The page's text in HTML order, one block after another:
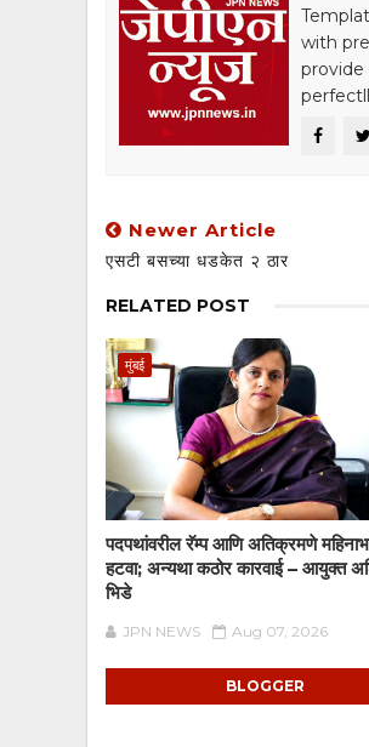
with
provide
Newer Article
एसटी बसच्या धडकेत २ ठार
RELATED POST
मुंबई
पदपथांवरील रॅम्प आणि अतिक्रमणे
हटवा; अन्यथा कठोर कारवाई – आयुक्त
भिडे
JPN NEWS Aug 07, 2026
BLOGGER